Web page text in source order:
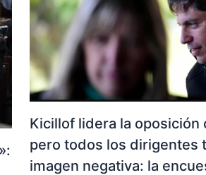
Kicillof lidera la oposición
pero todos los dirigentes
imagen negativa: la